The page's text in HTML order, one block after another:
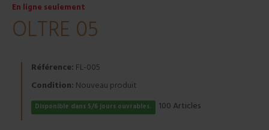
En ligne seulement
OLTRE 05
Référence: FL-005
Condition: Nouveau produit
Disponible dans 5/6 jours ouvrables. 100 Articles